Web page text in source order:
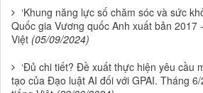
‘Khung năng lực số chăm sóc và sức
Quốc gia Vương quốc Anh xuất bản 2017
Việt (05/09/2024)
‘Đủ chi tiết? Đề xuất thực hiện yêu cầu
tạo của Đạo luật AI đối với GPAI. Tháng 6/